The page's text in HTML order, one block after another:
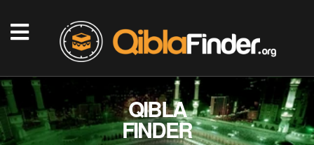
QIBLA
FINDER